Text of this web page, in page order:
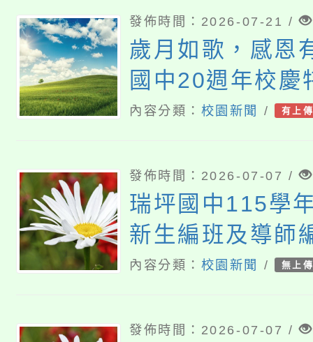
發佈時間：2026-07-21 /
歲月如歌，感恩
國中20週年校慶
徵稿中】
內容分類： 校園新聞 / 有上
發佈時間：2026-07-07 /
瑞坪國中115學
新生編班及導師
告
內容分類： 校園新聞 / 無上
發佈時間：2026-07-07 /